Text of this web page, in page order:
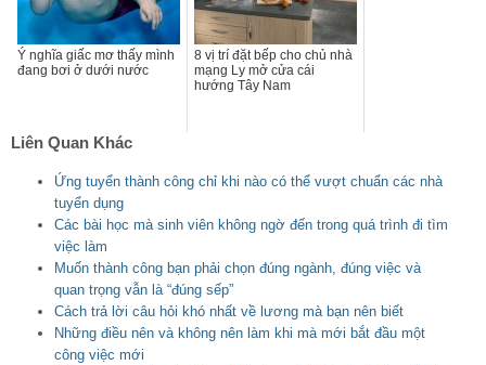
Ý nghĩa giấc mơ thấy mình
đang bơi ở dưới nước
8 vị trí đặt bếp cho chủ nhà
mạng Ly mở cửa cái
hướng Tây Nam
Liên Quan Khác
Ứng tuyển thành công chỉ khi nào có thể vượt chuẩn các nhà
tuyển dụng
Các bài học mà sinh viên không ngờ đến trong quá trình đi tìm
việc làm
Muốn thành công bạn phải chọn đúng ngành, đúng việc và
quan trọng vẫn là “đúng sếp”
Cách trả lời câu hỏi khó nhất về lương mà bạn nên biết
Những điều nên và không nên làm khi mà mới bắt đầu một
công việc mới